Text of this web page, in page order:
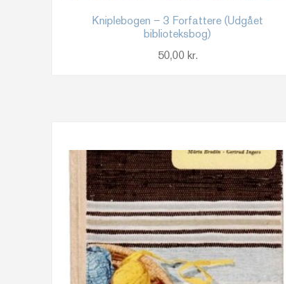
Kniplebogen – 3 Forfattere (Udgået
biblioteksbog)
50,00 kr.